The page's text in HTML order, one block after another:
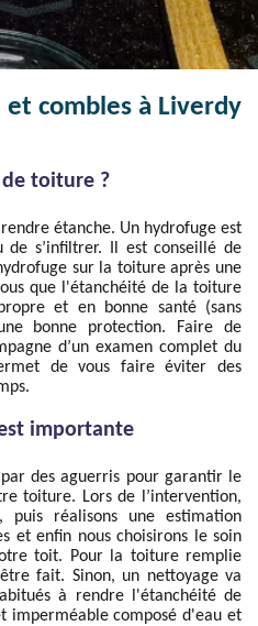
combles à Liverdy
toiture ?
étanche. Un hydrofuge est
de s’infiltrer. Il est conseillé de
sur la toiture après une
que l'étanchéité de la toiture
et en bonne santé (sans
bonne protection. Faire de
d’un examen complet du
de vous faire éviter des
importante
des aguerris pour garantir le
toiture. Lors de l’intervention,
puis réalisons une estimation
et enfin nous choisirons le soin
toit. Pour la toiture remplie
fait. Sinon, un nettoyage va
à rendre l'étanchéité de
imperméable composé d'eau et